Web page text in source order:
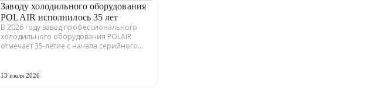
Заводу холодильного оборудования
POLAIR исполнилось 35 лет
В 2026 году завод профессионального
холодильного оборудования POLAIR
отмечает 35-летие с начала серийного
Марий Эл, выпускает обору...
13 июля 2026